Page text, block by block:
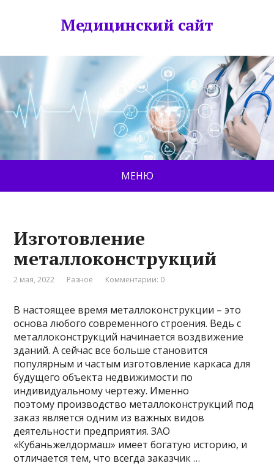
Медицинский сайт
МЕНЮ
Изготовление
металлоконструкций
2 мая, 2022 Разное Комментарии: 0
В настоящее время металлоконструкции – это
основа любого современного строения. Ведь с
металлоконструкций начинается воздвижение
зданий. А сейчас все больше становится
популярным и частым изготовление каркаса для
будущего объекта недвижимости по
индивидуальному чертежу. Именно
поэтому производство металлоконструкций под
заказ является одним из важных видов
деятельности предприятия. ЗАО
«Кубаньжелдормаш» имеет богатую историю, и
отличается тем, что всегда заказчик …